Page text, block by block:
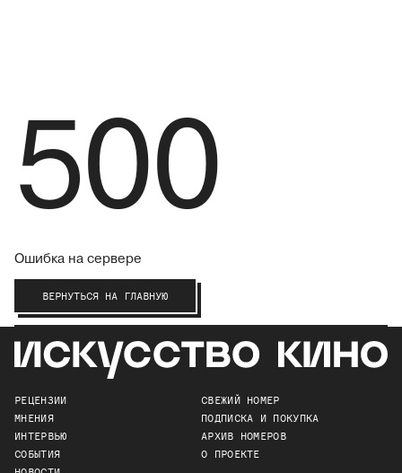
500
Ошибка на сервере
ВЕРНУТЬСЯ НА ГЛАВНУЮ
РЕЦЕНЗИИ
МНЕНИЯ
ИНТЕРВЬЮ
СОБЫТИЯ
СВЕЖИЙ НОМЕР
ПОДПИСКА И ПОКУПКА
АРХИВ НОМЕРОВ
О ПРОЕКТЕ